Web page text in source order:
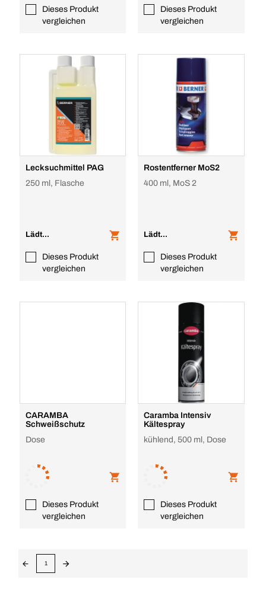
Dieses Produkt
vergleichen
Dieses Produkt
vergleichen
Lecksuchmittel PAG
250 ml, Flasche
Lädt...
Dieses Produkt
vergleichen
Rostentferner MoS2
400 ml, MoS 2
Lädt...
Dieses Produkt
vergleichen
CARAMBA
Schweißschutz
Dose
Dieses Produkt
vergleichen
Caramba Intensiv
Kältespray
kühlend, 500 ml, Dose
Dieses Produkt
vergleichen
1